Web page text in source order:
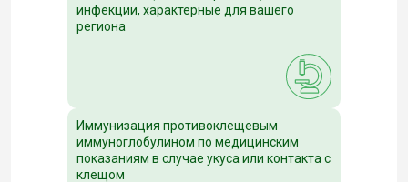
инфекции, характерные для вашего
региона
Иммунизация противоклещевым
иммуноглобулином по медицинским
показаниям в случае укуса или контакта с
клещом